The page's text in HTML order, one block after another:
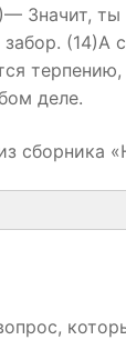
Значит,
забор. (14)А
деле.
сборника